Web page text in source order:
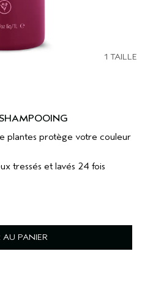
1 TAILLE
plantes protège votre couleur
tressés et lavés 24 fois
AU PANIER